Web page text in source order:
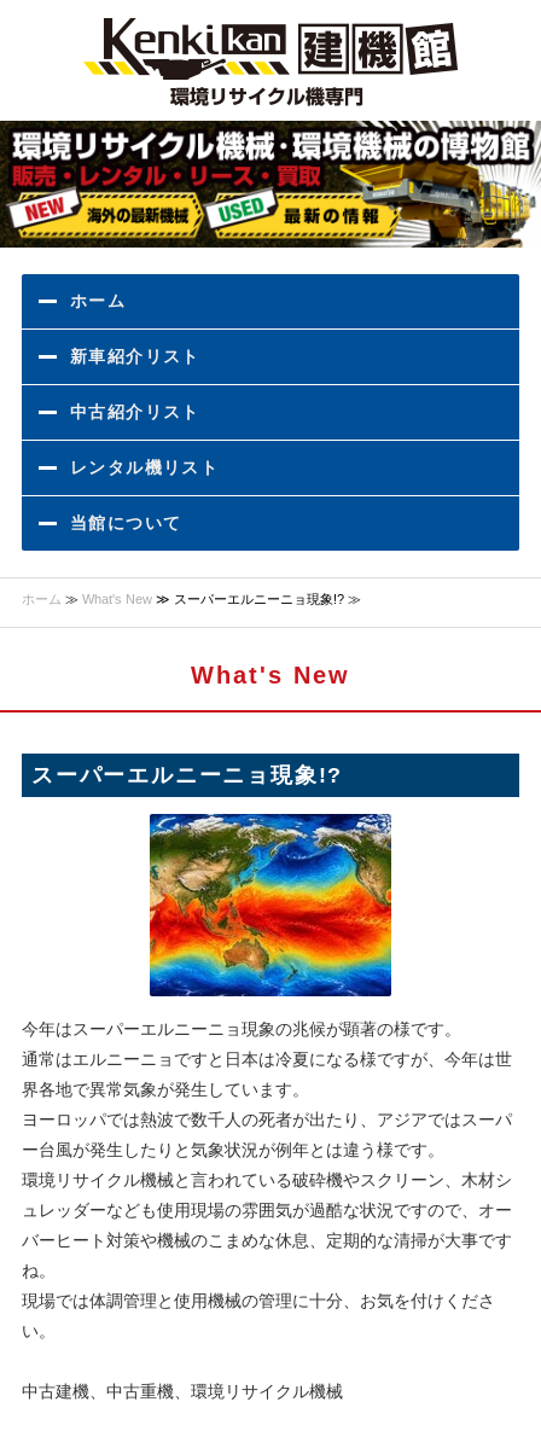
ホーム
新車紹介リスト
中古紹介リスト
レンタル機リスト
当館について
ホーム ≫ What's New≫ スーパーエルニーニョ現象!? ≫
What's New
スーパーエルニーニョ現象!?
今年はスーパーエルニーニョ現象の兆候が顕著の様です。
通常はエルニーニョですと日本は冷夏になる様ですが、今年は世
界各地で異常気象が発生しています。
ヨーロッパでは熱波で数千人の死者が出たり、アジアではスーパ
ー台風が発生したりと気象状況が例年とは違う様です。
環境リサイクル機械と言われている破砕機やスクリーン、木材シ
ュレッダーなども使用現場の雰囲気が過酷な状況ですので、オー
バーヒート対策や機械のこまめな休息、定期的な清掃が大事です
ね。
現場では体調管理と使用機械の管理に十分、お気を付けくださ
い。
中古建機、中古重機、環境リサイクル機械